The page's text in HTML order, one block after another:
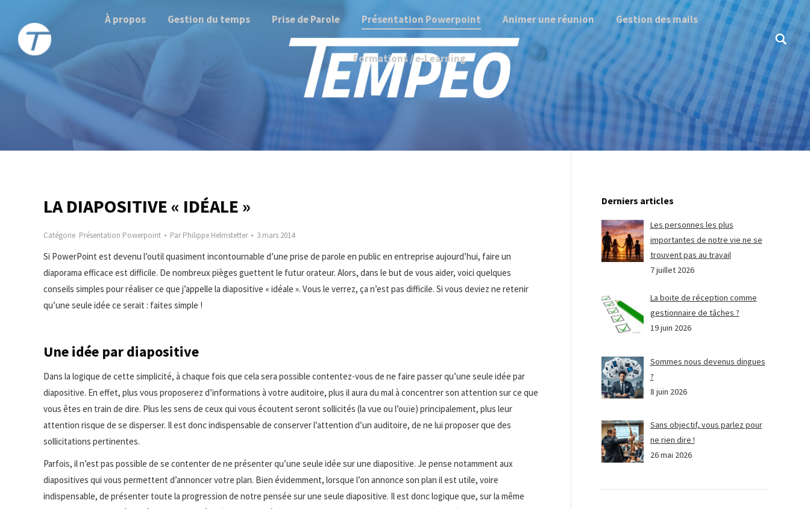
À propos Gestion du temps Prise de Parole Présentation Powerpoint Animer une réunion Gestion des mails
Formations / e-Learning
Search:
LA DIAPOSITIVE « IDÉALE »
Catégorie Présentation Powerpoint ParPhilippe Helmstetter 3 mars 2014
Si PowerPoint est devenu l’outil quasiment incontournable d’une prise de parole en public en entreprise aujourd’hui, faire un
diaporama efficace est difficile. De nombreux pièges guettent le futur orateur. Alors, dans le but de vous aider, voici quelques
conseils simples pour réaliser ce que j’appelle la diapositive « idéale ». Vous le verrez, ça n’est pas difficile. Si vous deviez ne retenir
qu’une seule idée ce serait : faites simple !
Une idée par diapositive
Dans la logique de cette simplicité, à chaque fois que cela sera possible contentez-vous de ne faire passer qu’une seule idée par
diapositive. En effet, plus vous proposerez d’informations à votre auditoire, plus il aura du mal à concentrer son attention sur ce que
vous êtes en train de dire. Plus les sens de ceux qui vous écoutent seront sollicités (la vue ou l’ouïe) principalement, plus leur
attention risque de se disperser. Il est donc indispensable de conserver l’attention d’un auditoire, de ne lui proposer que des
sollicitations pertinentes.
Parfois, il n’est pas possible de se contenter de ne présenter qu’une seule idée sur une diapositive. Je pense notamment aux
diapositives qui vous permettent d’annoncer votre plan. Bien évidemment, lorsque l’on annonce son plan il est utile, voire
indispensable, de présenter toute la progression de notre pensée sur une seule diapositive. Il est donc logique que, sur la même
Derniers articles
Les personnes les plus
importantes de notre vie ne se
trouvent pas au travail
7 juillet 2026
La boite de réception comme
gestionnaire de tâches ?
19 juin 2026
Sommes nous devenus dingues
?
8 juin 2026
Sans objectif, vous parlez pour
ne rien dire !
26 mai 2026